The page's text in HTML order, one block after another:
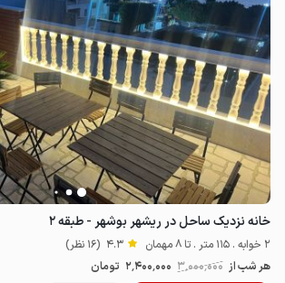
خانه نزدیک ساحل در ریشهر بوشهر - طبقه ۲
2 خوابه . 115 متر . تا 8 مهمان 4.3 (16 نظر)
هر شب از 3٬000٬000 2٬400٬000 تومان